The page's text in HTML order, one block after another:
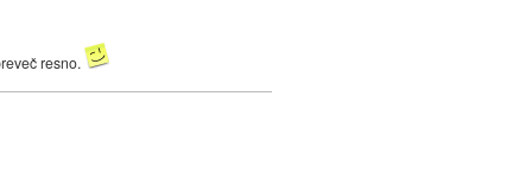
resno.